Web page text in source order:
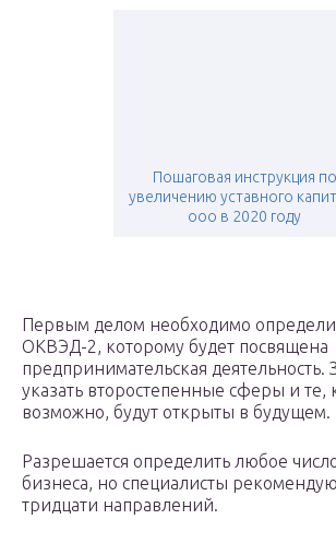
Пошаговая инструкция по
увеличению уставного
ооо в 2020 году
Первым делом необходимо
ОКВЭД-2, которому будет посвящена
предпринимательская деятельность.
указать второстепенные сферы и те,
возможно, будут открыты в будущем.
Разрешается определить любое
бизнеса, но специалисты
тридцати направлений.